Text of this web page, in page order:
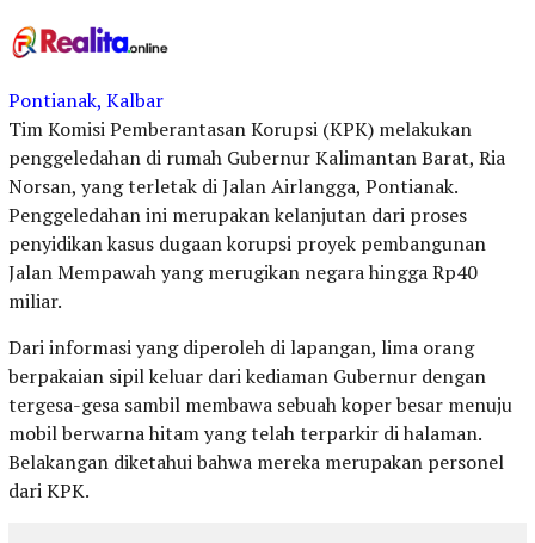
Pontianak, Kalbar
Tim Komisi Pemberantasan Korupsi (KPK) melakukan
penggeledahan di rumah Gubernur Kalimantan Barat, Ria
Norsan, yang terletak di Jalan Airlangga, Pontianak.
Penggeledahan ini merupakan kelanjutan dari proses
penyidikan kasus dugaan korupsi proyek pembangunan
Jalan Mempawah yang merugikan negara hingga Rp40
miliar.
Dari informasi yang diperoleh di lapangan, lima orang
berpakaian sipil keluar dari kediaman Gubernur dengan
tergesa-gesa sambil membawa sebuah koper besar menuju
mobil berwarna hitam yang telah terparkir di halaman.
Belakangan diketahui bahwa mereka merupakan personel
dari KPK.